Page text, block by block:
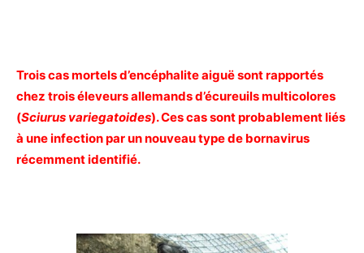
Trois cas mortels d’encéphalite aiguë sont rapportés
chez trois éleveurs allemands d’écureuils multicolores
(Sciurus variegatoides). Ces cas sont probablement liés
à une infection par un nouveau type de bornavirus
récemment identifié.